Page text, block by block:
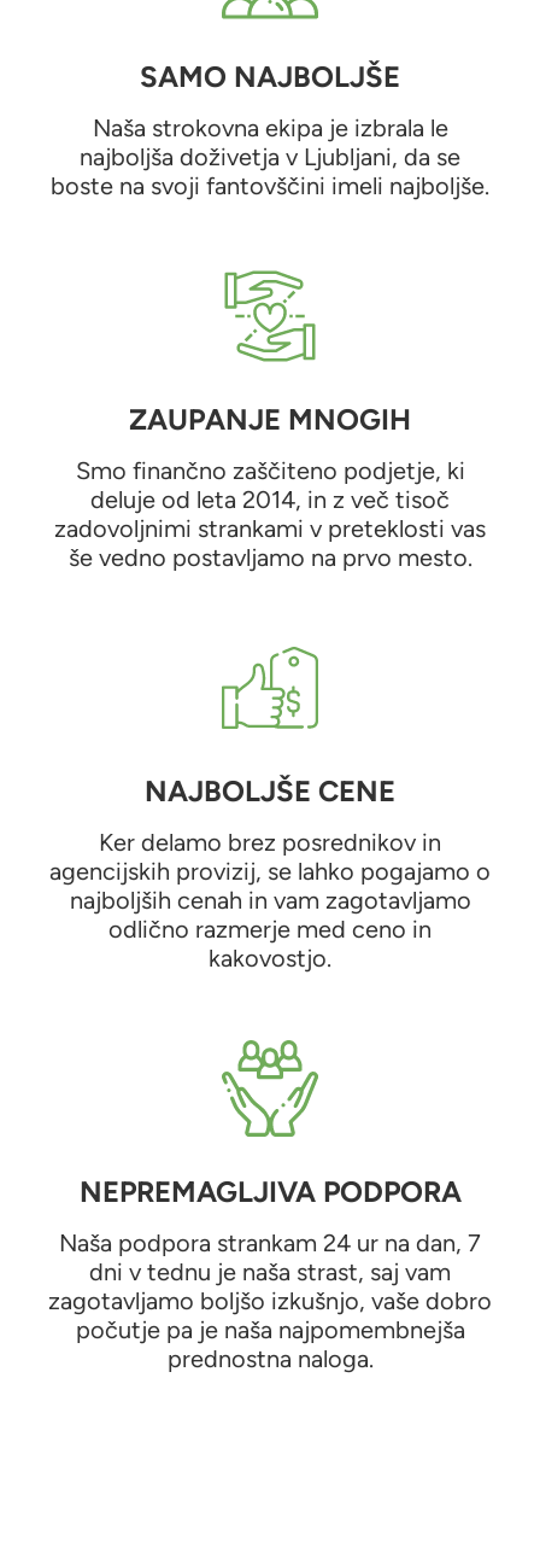
SAMO NAJBOLJŠE
Naša strokovna ekipa je izbrala le
najboljša doživetja v Ljubljani, da se
boste na svoji fantovščini imeli najboljše.
ZAUPANJE MNOGIH
Smo finančno zaščiteno podjetje, ki
deluje od leta 2014, in z več tisoč
zadovoljnimi strankami v preteklosti vas
še vedno postavljamo na prvo mesto.
NAJBOLJŠE CENE
Ker delamo brez posrednikov in
agencijskih provizij, se lahko pogajamo o
najboljših cenah in vam zagotavljamo
odlično razmerje med ceno in
kakovostjo.
NEPREMAGLJIVA PODPORA
Naša podpora strankam 24 ur na dan, 7
dni v tednu je naša strast, saj vam
zagotavljamo boljšo izkušnjo, vaše dobro
počutje pa je naša najpomembnejša
prednostna naloga.